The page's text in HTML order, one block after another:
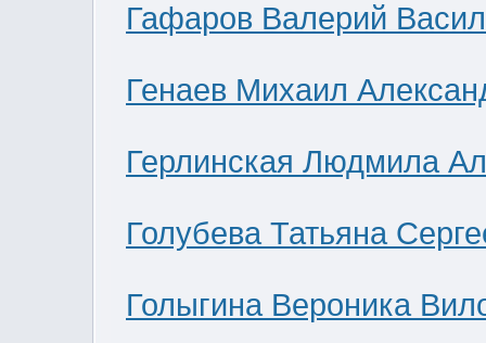
Гафаров Валерий
Генаев Михаил
Герлинская Людмила
Голубева Татьяна
Голыгина Вероника